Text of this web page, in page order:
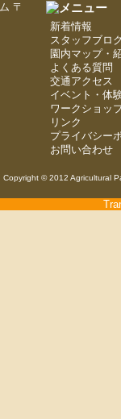
〒
新着情報
スタッフブロ
園内マップ・
よくある質問
交通アクセス
イベント・体
ワークショッ
リンク
プライバシー
お問い合わせ
Copyright © 2012 Agricultural